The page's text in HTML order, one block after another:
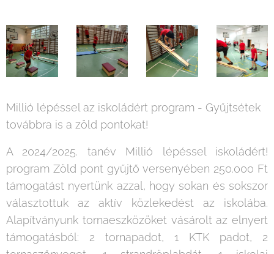
Millió lépéssel az iskoládért program - Gyűjtsétek
továbbra is a zöld pontokat!
A 2024/2025. tanév Millió lépéssel iskoládért!
program Zöld pont gyűjtő versenyében 250.000 Ft
támogatást nyertünk azzal, hogy sokan és sokszor
választottuk az aktív közlekedést az iskolába.
Alapítványunk tornaeszközöket vásárolt az elnyert
támogatásból: 2 tornapadot, 1 KTK padot, 2